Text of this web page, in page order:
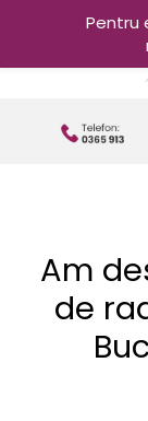
Am
de
Pentru